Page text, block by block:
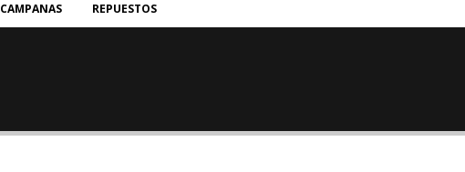
CAMPANAS REPUESTOS